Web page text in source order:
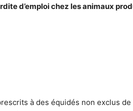
d’emploi chez les animaux
à des équidés non exclus